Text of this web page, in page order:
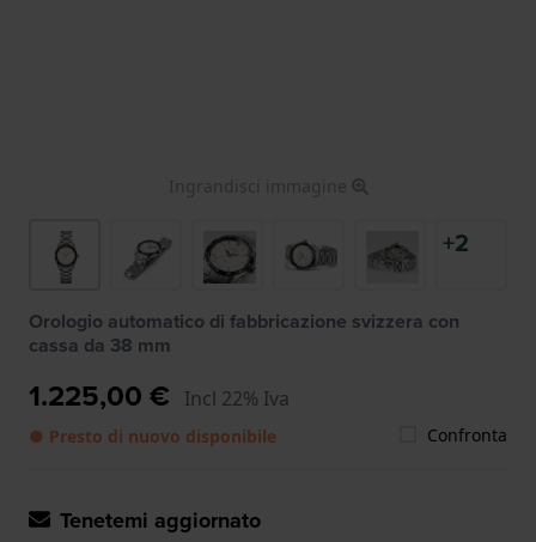
Ingrandisci immagine
+2
Orologio automatico di fabbricazione svizzera con
cassa da 38 mm
1.225,00 € Incl 22% Iva
● Presto di nuovo disponibile Confronta
Tenetemi aggiornato